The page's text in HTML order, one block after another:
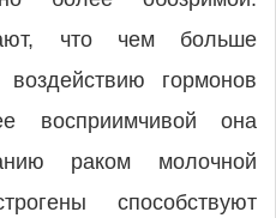
что чем больше
гормонов
восприимчивой она
раком молочной
способствуют